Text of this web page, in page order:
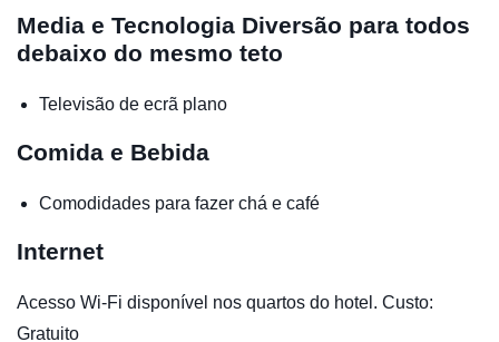
Media e Tecnologia Diversão para todos
debaixo do mesmo teto
Televisão de ecrã plano
Comida e Bebida
Comodidades para fazer chá e café
Internet
Acesso Wi-Fi disponível nos quartos do hotel. Custo:
Gratuito